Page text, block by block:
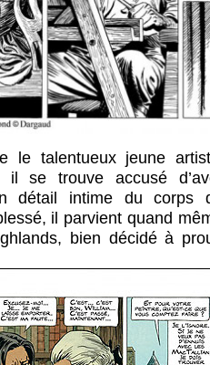
le talentueux jeune
il se trouve accusé
détail intime du
il parvient quand
bien décidé à